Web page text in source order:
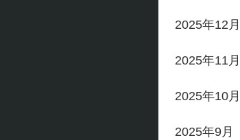
2025年12月
2025年11月
2025年10月
2025年9月